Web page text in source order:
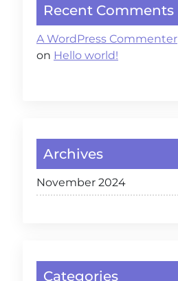
Recent Comments
A WordPress Commenter
on Hello world!
Archives
November 2024
Categories